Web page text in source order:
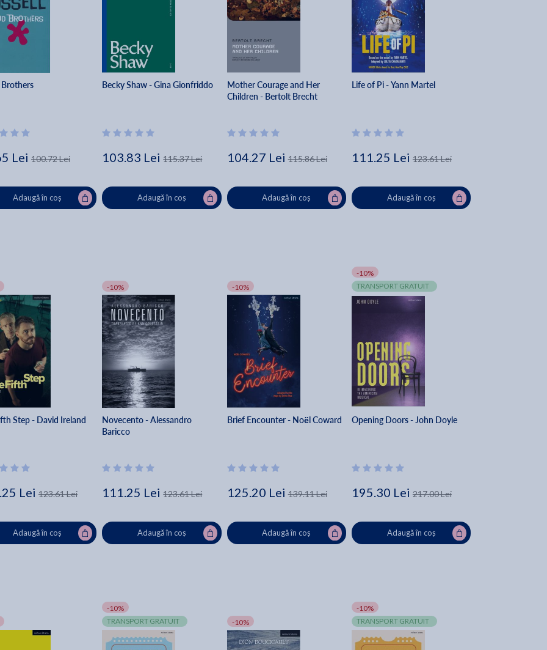
Lei 100.72 Lei
Adaugă în coș
Becky Shaw - Gina Gionfriddo
103.83 Lei 115.37 Lei
Adaugă în coș
Mother Courage and Her
Children - Bertolt Brecht
104.27 Lei 115.86 Lei
Adaugă în coș
Life of Pi - Yann Martel
111.25 Lei 123.61 Lei
Adaugă în coș
Step - David Ireland
Lei 123.61 Lei
Adaugă în coș
-10%
Novecento - Alessandro
Baricco
111.25 Lei 123.61 Lei
Adaugă în coș
-10%
Brief Encounter - Noël Coward
125.20 Lei 139.11 Lei
Adaugă în coș
-10%
TRANSPORT GRATUIT
Opening Doors - John Doyle
195.30 Lei 217.00 Lei
Adaugă în coș
-10%
TRANSPORT GRATUIT
-10%
-10%
TRANSPORT GRATUIT